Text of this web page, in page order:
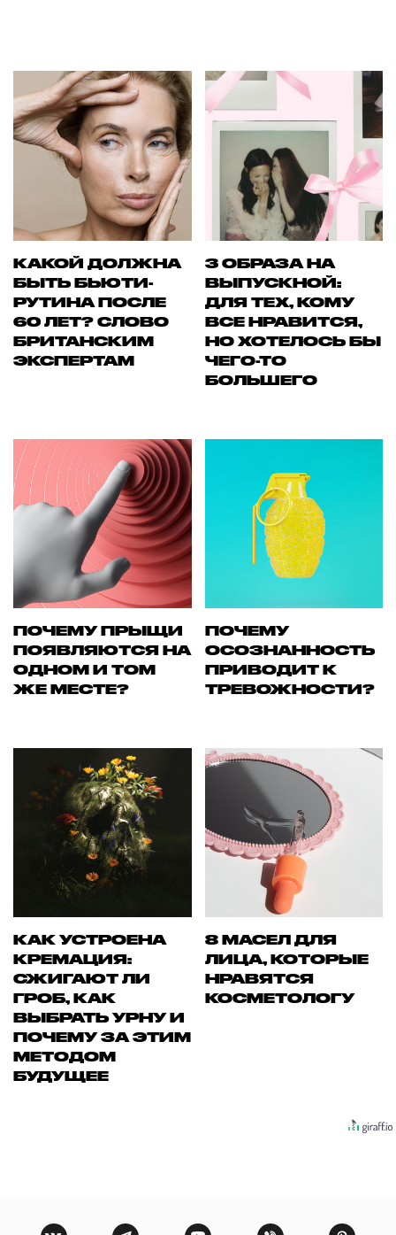
КАКОЙ ДОЛЖНА
БЫТЬ БЬЮТИ-
РУТИНА ПОСЛЕ
60 ЛЕТ? СЛОВО
БРИТАНСКИМ
ЭКСПЕРТАМ
3 ОБРАЗА НА
ВЫПУСКНОЙ:
ДЛЯ ТЕХ, КОМУ
ВСЕ НРАВИТСЯ,
НО ХОТЕЛОСЬ БЫ
ЧЕГО-ТО
БОЛЬШЕГО
ПОЧЕМУ ПРЫЩИ
ПОЯВЛЯЮТСЯ НА
ОДНОМ И ТОМ
ЖЕ МЕСТЕ?
ПОЧЕМУ
ОСОЗНАННОСТЬ
ПРИВОДИТ К
ТРЕВОЖНОСТИ?
КАК УСТРОЕНА
КРЕМАЦИЯ:
СЖИГАЮТ ЛИ
ГРОБ, КАК
ВЫБРАТЬ УРНУ И
ПОЧЕМУ ЗА ЭТИМ
МЕТОДОМ
БУДУЩЕЕ
8 МАСЕЛ ДЛЯ
ЛИЦА, КОТОРЫЕ
НРАВЯТСЯ
КОСМЕТОЛОГУ